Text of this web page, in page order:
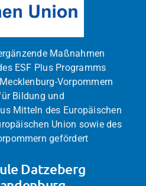
Maßnahmen
ESF Plus Programms
Vorpommern
Bildung und
Mitteln des Europäischen
Union sowie des
gefördert
Datzeberg